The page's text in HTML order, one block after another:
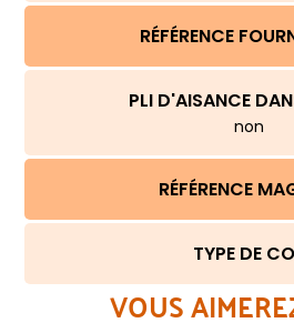
RÉFÉRENCE
PLI D'AISANCE
non
RÉFÉRENCE
TYPE DE
VOUS